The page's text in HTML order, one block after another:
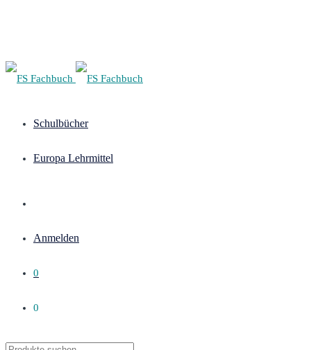
Schulbücher
Europa Lehrmittel
Anmelden
0
0